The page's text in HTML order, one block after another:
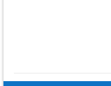
Sanka Dineth